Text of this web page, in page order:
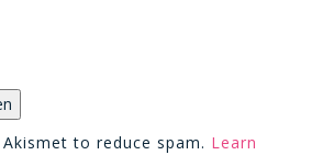
to reduce spam. Learn